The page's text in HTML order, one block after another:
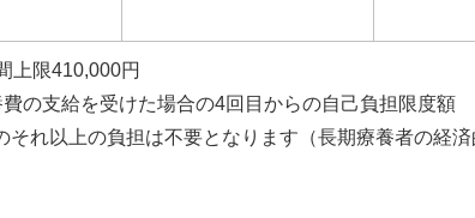
上限410,000円
の支給を受けた場合の4回目からの自己負担限度額
れ以上の負担は不要となります（長期療養者の経済